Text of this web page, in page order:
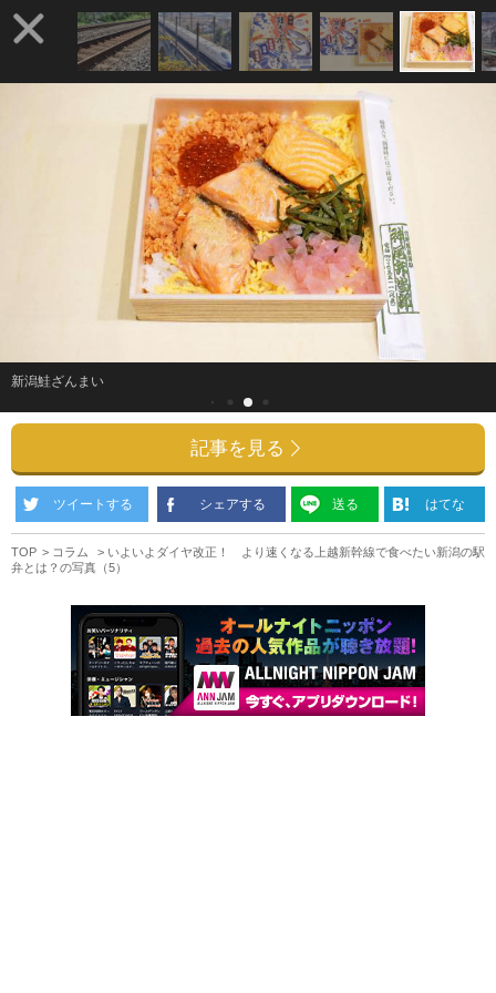
新潟鮭ざんまい
記事を見る
ツイートする シェアする 送る はてな
TOP コラム
いよいよダイヤ改正！ より速くなる上越新幹線で食べたい新潟の駅
弁とは？の写真（5）